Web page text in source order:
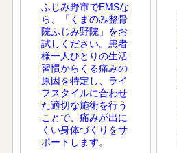
ふじみ野市でEMSな
ら、「くまのみ整骨
院ふじみ野院」をお
試しください。患者
様一人ひとりの生活
習慣からくる痛みの
原因を特定し、ライ
フスタイルに合わせ
た適切な施術を行う
ことで、痛みが出に
くい身体づくりをサ
ポートします。